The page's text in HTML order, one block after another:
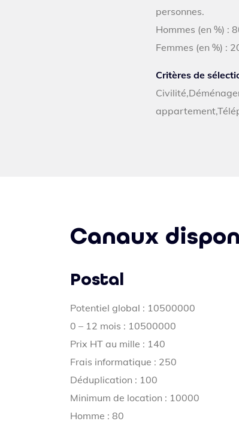
personnes.
Hommes (en %) :
Femmes (en %) :
Critères de
Canaux
Postal
Potentiel global : 10500000
0 – 12 mois : 10500000
Prix HT au mille : 140
Frais informatique : 250
Déduplication : 100
Minimum de location : 10000
Homme : 80